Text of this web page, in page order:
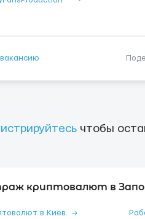
чтобы
криптовалют в
в Киев →